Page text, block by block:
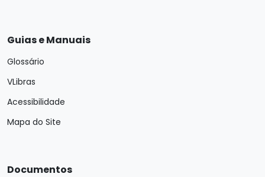
Guias e Manuais
Glossário
VLibras
Acessibilidade
Mapa do Site
Documentos